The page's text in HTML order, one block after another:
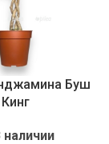
Буш
Кинг
наличии